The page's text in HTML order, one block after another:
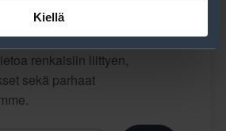
Kiellä
autonomistajan
renkaisiin liittyen,
sekä parhaat